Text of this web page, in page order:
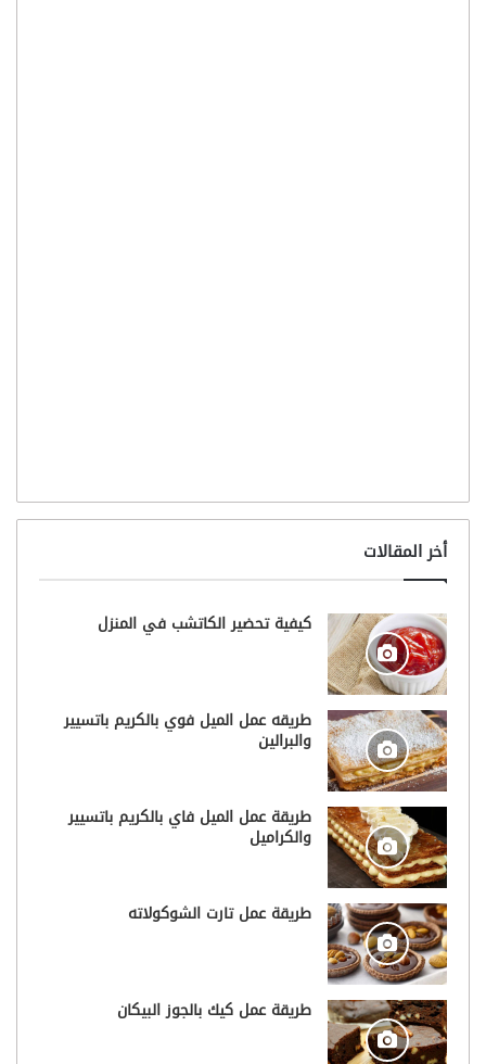
أخر المقالات
كيفية تحضير الكاتشب في المنزل
طريقه عمل الميل فوي بالكريم باتسيير
والبرالين
طريقة عمل الميل فاي بالكريم باتسيير
والكراميل
طريقة عمل تارت الشوكولاته
طريقة عمل كيك بالجوز البيكان